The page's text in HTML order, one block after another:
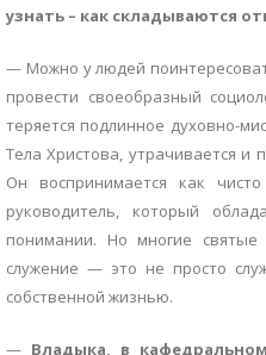
узнать – как складываются
— Можно у людей
провести своеобразный
теряется подлинное духовно-
Тела Христова, утрачивается и
Он воспринимается как
руководитель, который
понимании. Но многие святые
служение — это не просто
собственной жизнью.
— Владыка, в